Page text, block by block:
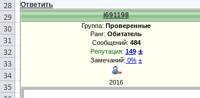
Ответить
i691198
Группа: Проверенные
Ранг: Обитатель
Сообщений: 484
Репутация: 149 ±
Замечаний: 0% ±
2016